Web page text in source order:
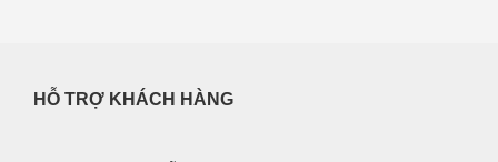
HỖ TRỢ KHÁCH HÀNG